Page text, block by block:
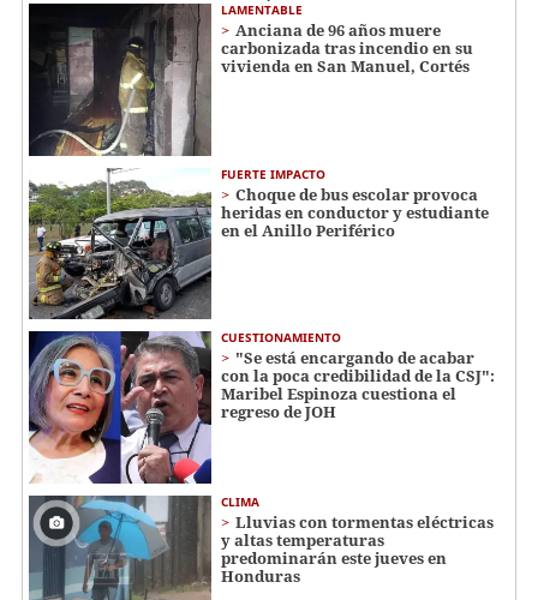
LAMENTABLE
Anciana de 96 años muere
carbonizada tras incendio en su
vivienda en San Manuel, Cortés
FUERTE IMPACTO
Choque de bus escolar provoca
heridas en conductor y estudiante
en el Anillo Periférico
CUESTIONAMIENTO
"Se está encargando de acabar
con la poca credibilidad de la CSJ":
Maribel Espinoza cuestiona el
regreso de JOH
CLIMA
Lluvias con tormentas eléctricas
y altas temperaturas
predominarán este jueves en
Honduras